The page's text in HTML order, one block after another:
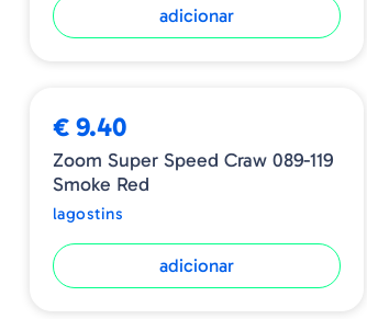
adicionar
€ 9.40
Zoom Super Speed Craw 089-119
Smoke Red
lagostins
adicionar